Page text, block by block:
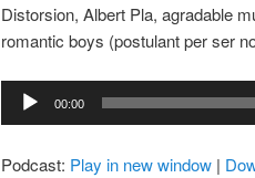
Distorsion, Albert Pla, agradable
romantic boys (postulant per ser
Reproductor
d'àudio
00:00
Podcast: Play in new window |